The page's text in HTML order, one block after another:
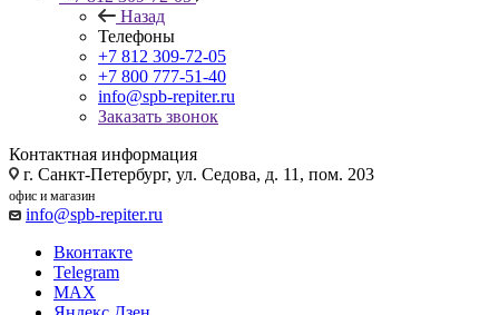
Назад
Телефоны
+7 812 309-72-05
+7 800 777-51-40
info@spb-repiter.ru
Заказать звонок
Контактная информация
г. Санкт-Петербург, ул. Седова, д. 11, пом. 203
офис и магазин
info@spb-repiter.ru
Вконтакте
Telegram
MAX